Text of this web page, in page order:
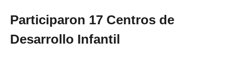
Participaron 17 Centros de
Desarrollo Infantil